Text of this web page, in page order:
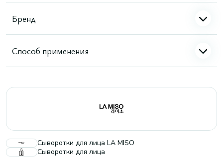
Бренд
Способ применения
Сыворотки для лица LA MISO
Сыворотки для лица